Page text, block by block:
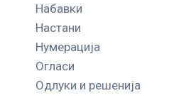
Набавки
Настани
Нумерација
Огласи
Одлуки и решенија